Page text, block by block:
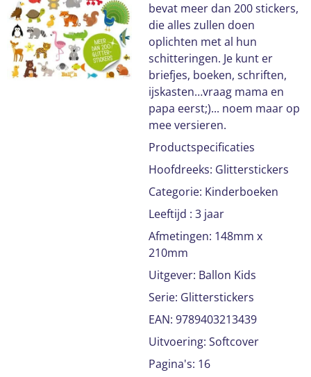
bevat meer dan 200 stickers,
die alles zullen doen
oplichten met al hun
schitteringen. Je kunt er
briefjes, boeken, schriften,
ijskasten…vraag mama en
papa eerst;)... noem maar op
mee versieren.
Productspecificaties
Hoofdreeks: Glitterstickers
Categorie: Kinderboeken
Leeftijd : 3 jaar
Afmetingen: 148mm x
210mm
Uitgever: Ballon Kids
Serie: Glitterstickers
EAN: 9789403213439
Uitvoering: Softcover
Pagina's: 16